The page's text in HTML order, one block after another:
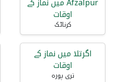
اوقات
کرناٹک
اگرتلا میں نماز کے
اوقات
تری پورہ